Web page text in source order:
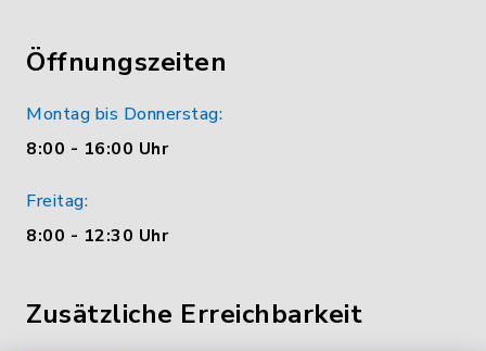
Öffnungszeiten
Montag bis Donnerstag:
8:00 - 16:00 Uhr
Freitag:
8:00 - 12:30 Uhr
Zusätzliche Erreichbarkeit